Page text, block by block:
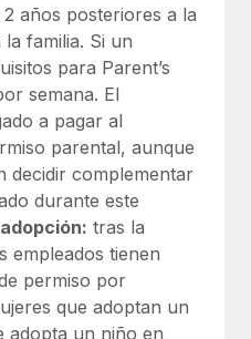
años posteriores a la
familia. Si un
para Parent’s
semana. El
a pagar al
parental, aunque
decidir complementar
durante este
tras la
empleados tienen
permiso por
que adoptan un
adopta un niño en